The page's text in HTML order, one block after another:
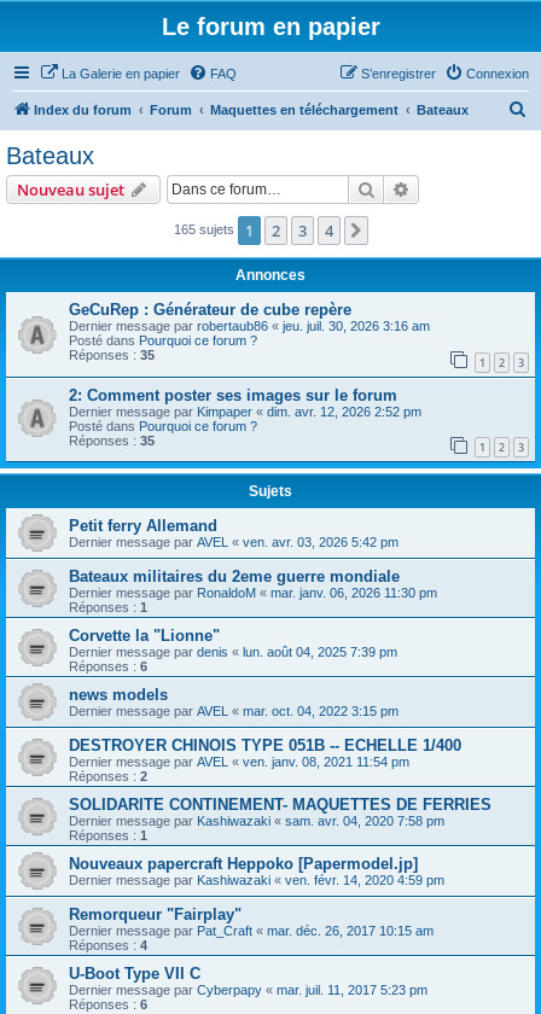
Le forum en papier
La Galerie en papier FAQ Connexion
S’enregistrer
Index du forum Forum Maquettes en téléchargement Bateaux
r
Bateaux
Nouveau sujet Rechercher
165 sujets 1 2 3 4
Annonces
GeCuRep : Générateur de cube repère
Dernier message par robertaub86 « jeu. juil. 30, 2026 3:16 am
Posté dans Pourquoi ce forum ?
Réponses : 35 1 2 3
2: Comment poster ses images sur le forum
Dernier message par Kimpaper « dim. avr. 12, 2026 2:52 pm
Posté dans Pourquoi ce forum ?
Réponses : 35 1 2 3
Sujets
Petit ferry Allemand
Dernier message par AVEL « ven. avr. 03, 2026 5:42 pm
Bateaux militaires du 2eme guerre mondiale
Dernier message par RonaldoM « mar. janv. 06, 2026 11:30 pm
Réponses : 1
Corvette la "Lionne"
Dernier message par denis « lun. août 04, 2025 7:39 pm
Réponses : 6
news models
Dernier message par AVEL « mar. oct. 04, 2022 3:15 pm
DESTROYER CHINOIS TYPE 051B -- ECHELLE 1/400
Dernier message par AVEL « ven. janv. 08, 2021 11:54 pm
Réponses : 2
SOLIDARITE CONTINEMENT- MAQUETTES DE FERRIES
Dernier message par Kashiwazaki « sam. avr. 04, 2020 7:58 pm
Réponses : 1
Nouveaux papercraft Heppoko [Papermodel.jp]
Dernier message par Kashiwazaki « ven. févr. 14, 2020 4:59 pm
Remorqueur "Fairplay"
Dernier message par Pat_Craft « mar. déc. 26, 2017 10:15 am
Réponses : 4
U-Boot Type VII C
Dernier message par Cyberpapy « mar. juil. 11, 2017 5:23 pm
Réponses : 6